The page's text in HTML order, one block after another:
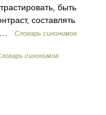
быть
составлять
…
Словарь синонимов
синонимов